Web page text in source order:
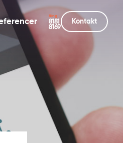
Ring
8181
8169
Kontakt